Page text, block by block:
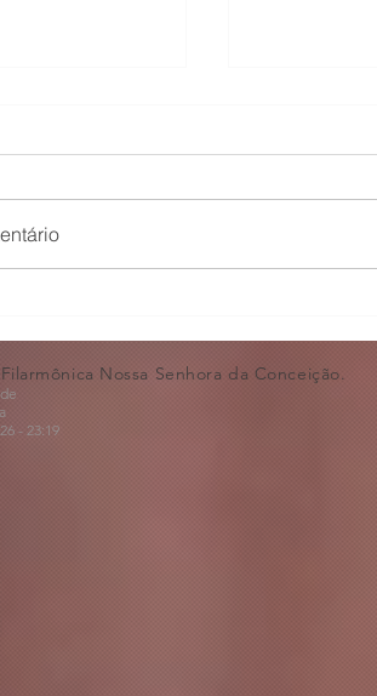
Violino🎻
Nossa Senhora da Conceição.
- 23:19